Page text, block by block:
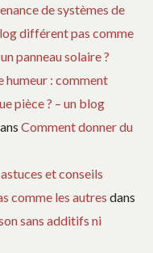
de systèmes de
différent pas comme
panneau solaire ?
humeur : comment
pièce ? – un blog
Comment donner du
et conseils
comme les autres dans
sans additifs ni